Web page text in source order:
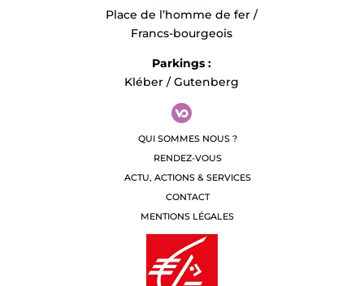
Place de l’homme de fer /
Francs-bourgeois
Parkings :
Kléber / Gutenberg
QUI SOMMES NOUS ?
RENDEZ-VOUS
ACTU, ACTIONS & SERVICES
CONTACT
MENTIONS LÉGALES